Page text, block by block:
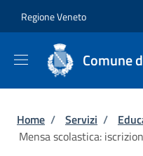
Regione Veneto
Comune
Briciole di
Home / Servizi /
Mensa scolastica: